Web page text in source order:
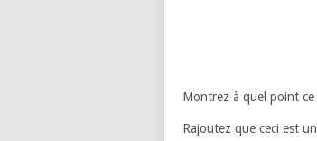
Montrez à quel point
Rajoutez que ceci est